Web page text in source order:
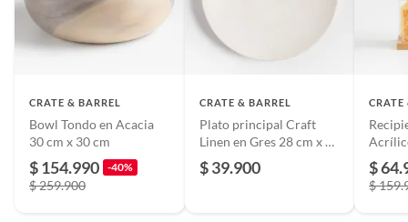
CRATE & BARREL
Bowl Tondo en Acacia
30 cm x 30 cm
$ 154.990 -40%
$ 259.900
CRATE & BARREL
Plato principal Craft
Linen en Gres 28 cm x 2
cm
$ 39.900
CRATE
$
$